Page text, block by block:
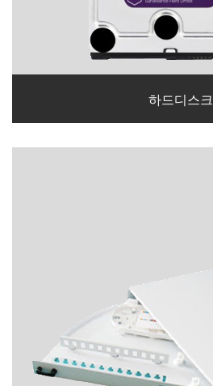
하드디스크